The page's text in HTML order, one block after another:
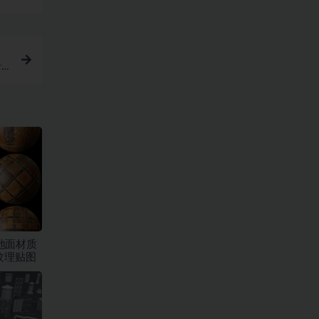
面材质
理贴图